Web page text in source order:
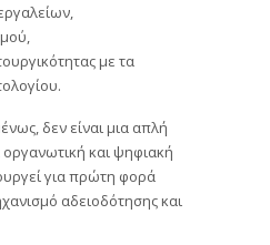
με τα
δεν είναι μια απλή
και ψηφιακή
για πρώτη φορά
αδειοδότησης και